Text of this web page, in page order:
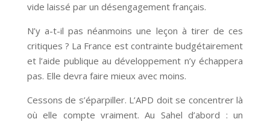
vide laissé par un désengagement français.
N’y a-t-il pas néanmoins une leçon à tirer de ces
critiques ? La France est contrainte budgétairement
et l’aide publique au développement n’y échappera
pas. Elle devra faire mieux avec moins.
Cessons de s’éparpiller. L’APD doit se concentrer là
où elle compte vraiment. Au Sahel d’abord : un